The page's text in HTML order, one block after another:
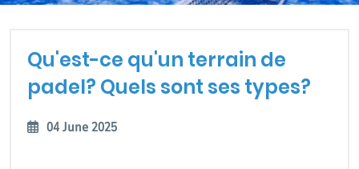
PADEL? QUELS SONT SES TYPES?
Qu'est-ce qu'un terrain de
padel? Quels sont ses types?
04 June 2025